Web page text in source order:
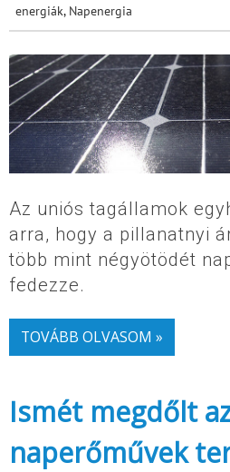
energiák, Napenergia
Az uniós tagállamok
arra, hogy a pillanatnyi
több mint négyötödét
fedezze.
TOVÁBB OLVASOM »
Ismét megdőlt
naperőművek